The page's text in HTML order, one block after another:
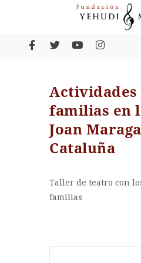
Actividades
familias en
Joan
Cataluña
Taller de teatro con
familias